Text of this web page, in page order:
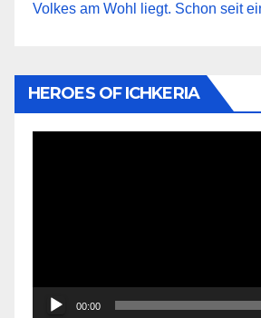
Volkes am Wohl liegt. Schon seit
HEROES OF ICHKERIA
00:00